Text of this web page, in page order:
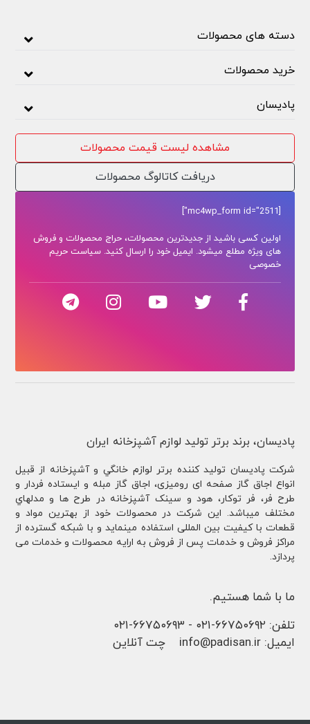
دسته های محصولات
خرید محصولات
پادیسان
مشاهده لیست قیمت محصولات
دریافت کاتالوگ محصولات
[mc4wp_form id="2511"]
اولین کسی باشید از جدیدترین محصولات، حراج محصولات و فروش
های ویژه مطلع میشود. ایمیل خود را ارسال کنید. سیاست حریم
خصوصی
پادیسان، برند برتر تولید لوازم آشپزخانه ایران
شركت پادیسان توليد کننده برتر لوازم خانگي و آشپزخانه از قبيل
انواع اجاق گاز صفحه ای رومیزی، اجاق گاز مبله و ایستاده فردار و
طرح فر، فر توكار، هود و سینک آشپزخانه در طرح ها و مدلهاي
مختلف ميباشد. این شرکت در محصولات خود از بهترین مواد و
قطعات با کیفیت بین المللی استفاده مینماید و با شبکه گسترده از
مراکز فروش و خدمات پس از فروش به ارایه محصولات و خدمات می
پردازد.
ما با شما هستیم.
تلفن: ۶۶۷۵۰۶۹۲-۰۲۱ - ۶۶۷۵۰۶۹۳-۰۲۱
ایمیل: info@padisan.ir چت آنلاین